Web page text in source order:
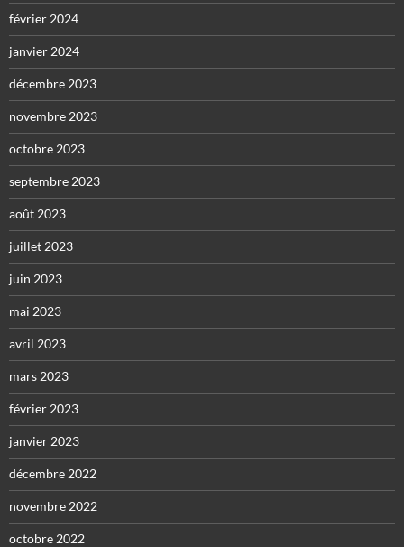
février 2024
janvier 2024
décembre 2023
novembre 2023
octobre 2023
septembre 2023
août 2023
juillet 2023
juin 2023
mai 2023
avril 2023
mars 2023
février 2023
janvier 2023
décembre 2022
novembre 2022
octobre 2022